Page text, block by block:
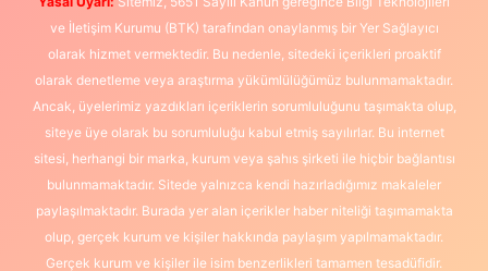
ve İletişim Kurumu (BTK) tarafından onaylanmış bir Yer Sağlayıcı
olarak hizmet vermektedir. Bu nedenle, sitedeki içerikleri proaktif
olarak denetleme veya araştırma yükümlülüğümüz bulunmamaktadır.
Ancak, üyelerimiz yazdıkları içeriklerin sorumluluğunu taşımakta olup,
siteye üye olarak bu sorumluluğu kabul etmiş sayılırlar. Bu internet
sitesi, herhangi bir marka, kurum veya şahıs şirketi ile hiçbir bağlantısı
bulunmamaktadır. Sitede yalnızca kendi hazırladığımız makaleler
paylaşılmaktadır. Burada yer alan içerikler haber niteliği taşımamakta
olup, gerçek kurum ve kişiler hakkında paylaşım yapılmamaktadır.
Gerçek kurum ve kişiler ile isim benzerlikleri tamamen tesadüfidir.